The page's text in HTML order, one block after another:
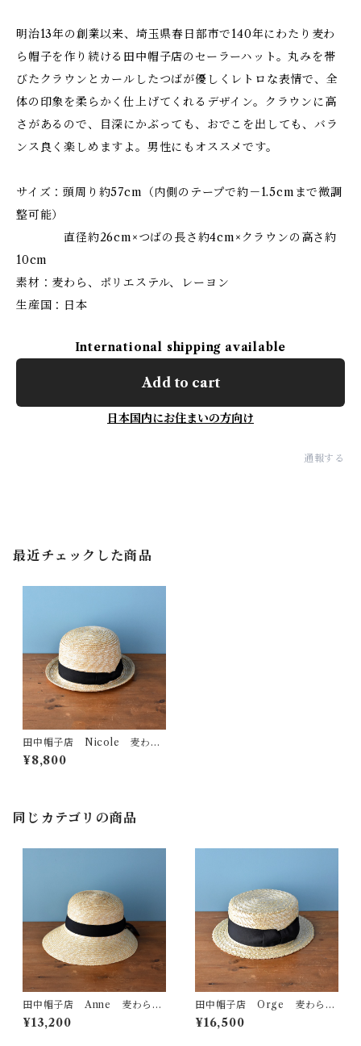
明治13年の創業以来、埼玉県春日部市で140年にわたり麦わ
ら帽子を作り続ける田中帽子店のセーラーハット。丸みを帯
びたクラウンとカールしたつばが優しくレトロな表情で、全
体の印象を柔らかく仕上げてくれるデザイン。クラウンに高
さがあるので、目深にかぶっても、おでこを出しても、バラ
ンス良く楽しめますよ。男性にもオススメです。
サイズ：頭周り約57cm（内側のテープで約－1.5cmまで微調
整可能）
直径約26cm×つばの長さ約4cm×クラウンの高さ約
10cm
素材：麦わら、ポリエステル、レーヨン
生産国：日本
International shipping available
Add to cart
日本国内にお住まいの方向け
通報する
最近チェックした商品
田中帽子店 Nicole 麦わら
セーラーハット
¥8,800
同じカテゴリの商品
田中帽子店 Anne 麦わら女
優帽
¥13,200
田中帽子店 Orge 麦わらカ
ンカン帽
¥16,500